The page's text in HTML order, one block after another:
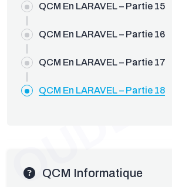
OUDEV.NET
QCM En LARAVEL – Partie 15
QCM En LARAVEL – Partie 16
QCM En LARAVEL – Partie 17
QCM En LARAVEL – Partie 18
QCM Informatique